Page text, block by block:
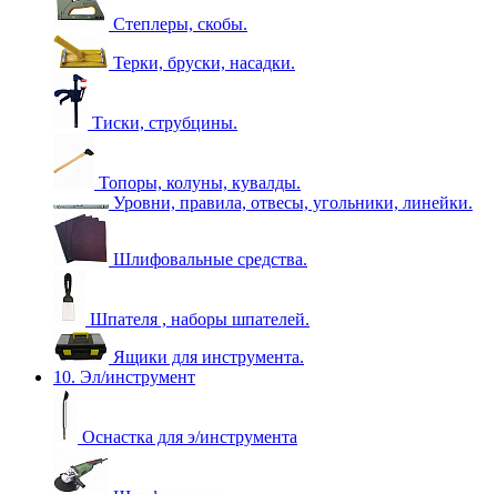
Степлеры, скобы.
Терки, бруски, насадки.
Тиски, струбцины.
Топоры, колуны, кувалды.
Уровни, правила, отвесы, угольники, линейки.
Шлифовальные средства.
Шпателя , наборы шпателей.
Ящики для инструмента.
10. Эл/инструмент
Оснастка для э/инструмента